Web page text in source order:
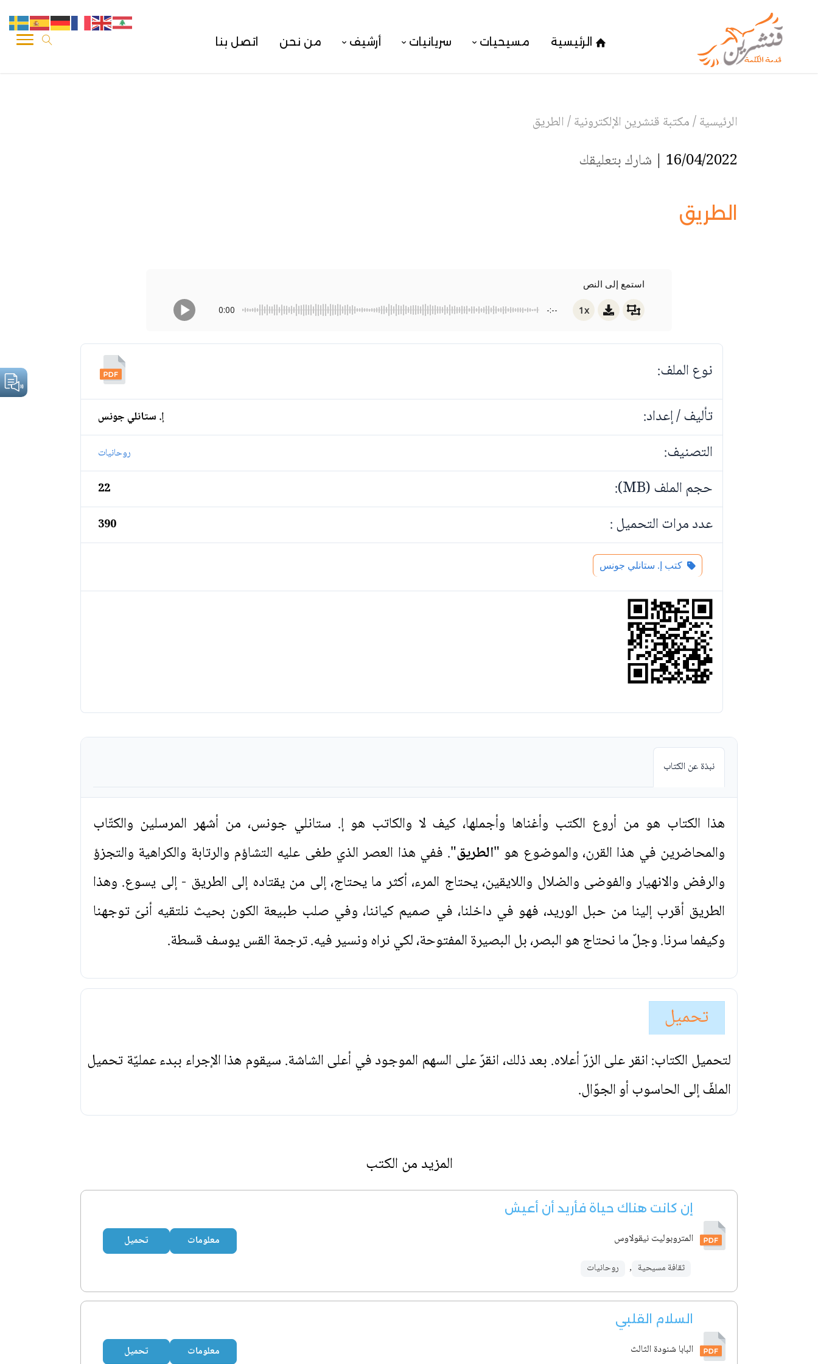
الرئيسية مسيحيات سريانيات أرشيف من نحن اتصل بنا
الرئيسية/مكتبة قنشرين الإلكترونية/الطريق
16/04/2022 | شارك بتعليقك
الطريق
استمع إلى النص
0:00 -:-- 1x
نوع الملف:
تأليف / إعداد:
إ. ستانلي جونس
التصنيف: روحانيات
حجم الملف (MB): 22
عدد مرات التحميل : 390
كتب إ. ستانلي جونس
نبذة عن الكتاب
هذا الكتاب هو من أروع الكتب وأغناها وأجملها، كيف لا والكاتب هو إ. ستانلي جونس، من أشهر المرسلين والكتّاب
والمحاضرين في هذا القرن، والموضوع هو "الطريق". ففي هذا العصر الذي طغى عليه التشاؤم والرتابة والكراهية والتجزؤ
والرفض والانهيار والفوضى والضلال واللايقين، يحتاج المرء، أكثر ما يحتاج، إلى من يقتاده إلى الطريق - إلى يسوع. وهذا
الطريق أقرب إلينا من حبل الوريد، فهو في داخلنا، في صميم كياننا، وفي صلب طبيعة الكون بحيث نلتقيه أنىّ توجهنا
وكيفما سرنا. وجلّ ما نحتاج هو البصر، بل البصيرة المفتوحة، لكي نراه ونسير فيه. ترجمة القس يوسف قسطة.
تحميل
لتحميل الكتاب: انقر على الزرّ أعلاه. بعد ذلك، انقرّ على السهم الموجود في أعلى الشاشة. سيقوم هذا الإجراء ببدء عمليّة تحميل
الملفّ إلى الحاسوب أو الجوّال.
المزيد من الكتب
إن كانت هناك حياة فأريد أن أعيش
المتروبوليت نيقولاوس
ثقافة مسيحية , روحانيات
معلومات تحميل
السلام القلبي
البابا شنودة الثالث معلومات تحميل